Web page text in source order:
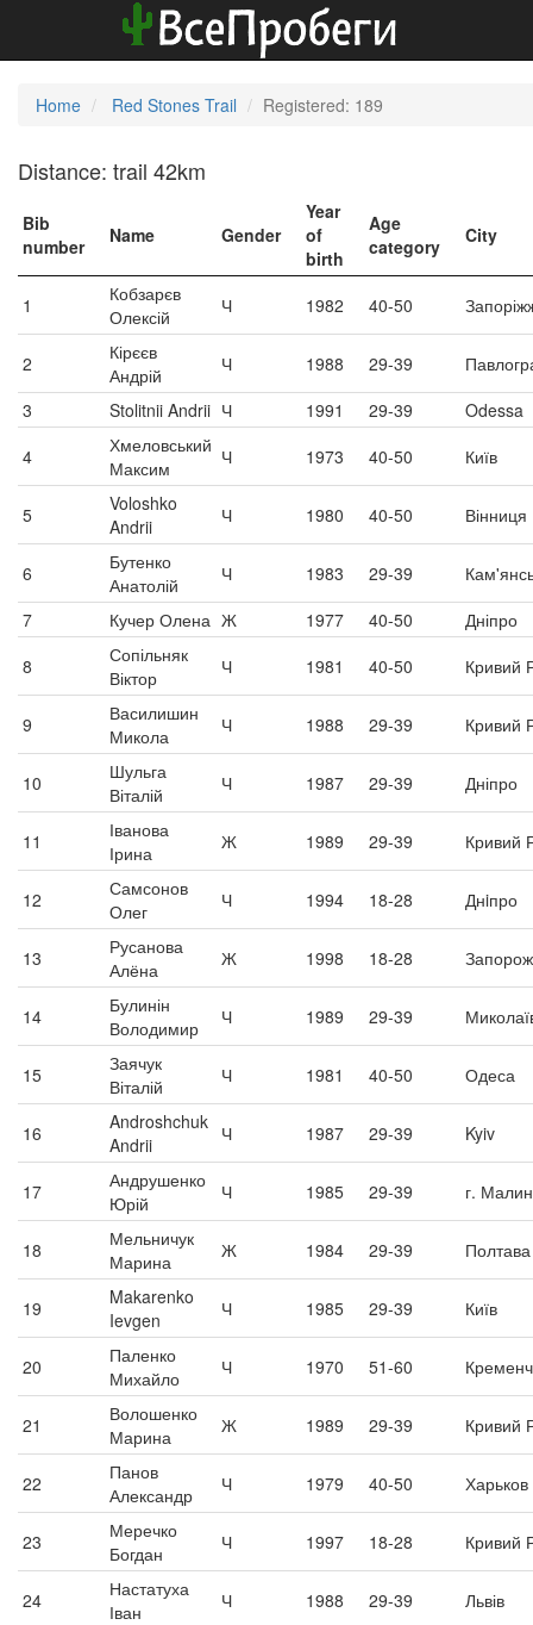
Home Red Stones Trail Registered: 189
Distance: trail 42km
Bib
number
Name Gender
Year
of
birth
Age
category
City
1
Кобзарєв
Олексій
Ч 1982 40-50
2
Кірєєв
Андрій
Ч 1988 29-39
3
Stolitnii Andrii Ч 1991 29-39
Odessa
4
Хмеловський
Максим
Ч 1973 40-50 Київ
5
Voloshko
Andrii
Ч 1980 40-50 Вінниця
6
Бутенко
Анатолій
Ч 1983 29-39
7
Кучер Олена Ж 1977 40-50
Дніпро
8
Сопільняк
Віктор
Ч 1981 40-50 Кривий
9
Василишин
Микола
Ч 1988 29-39 Кривий
10
Шульга
Віталій
Ч 1987 29-39 Дніпро
11
Іванова
Ірина
Ж 1989 29-39 Кривий
12
Самсонов
Олег
Ч 1994 18-28 Днiпро
13
Русанова
Алёна
Ж 1998 18-28
14
Булинін
Володимир
Ч 1989 29-39
15
Заячук
Віталій
Ч 1981 40-50 Одеса
16
Androshchuk
Andrii
Ч 1987 29-39 Kyiv
17
Андрушенко
Юрій
Ч 1985 29-39 г. Малин
18
Мельничук
Марина
Ж 1984 29-39 Полтава
19
Makarenko
Ievgen
Ч 1985 29-39 Київ
20
Паленко
Михайло
Ч 1970 51-60
21
Волошенко
Марина
Ж 1989 29-39 Кривий
22
Панов
Александр
Ч 1979 40-50 Харьков
23
Меречко
Богдан
Ч 1997 18-28 Кривий
24
Настатуха
Іван
Ч 1988 29-39 Львів